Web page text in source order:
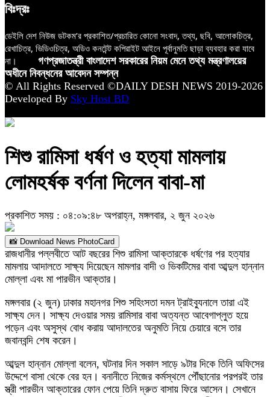
বিঃদ্রঃ
ডেইলি দেশ নিউজ ডটকম’র প্রকাশিত/প্রচারিত কোনো সংবাদ, তথ্য, ছবি, আলোকচিত্র,
রেখাচিত্র, ভিডিওচিত্র, অডিও কনটেন্ট কপিরাইট আইনে পূর্বানুমতি ছাড়া ব্যবহার করা যাবে
না।
গণপ্রজাতন্ত্রী বাংলাদেশ সরকারের নিয়ম মেনে তথ্য মন্ত্রণালয়ের
অধীনে নিবন্ধনের আবেদন সম্পন্ন
© All Rights Reserved ©DAILY DESH NEWS 2019-2026
Developed By Sky Host BD
শিশু রামিসা ধর্ষণ ও হত্যা মামলায়
লোমহর্ষক বর্ণনা দিলেন বাবা-মা
প্রকাশিত সময় : ০৪:০৯:৪৮ অপরাহ্ন, মঙ্গলবার, ২ জুন ২০২৬
📸 Download News PhotoCard
রাজধানীর পল্লবীতে আট বছরের শিশু রামিসা আক্তারকে ধর্ষণের পর হত্যার
মামলায় আদালতে সাক্ষ্য দিয়েছেন মামলার বাদী ও ভিকটিমের বাবা আব্দুল হান্নান
মোল্লা এবং মা পারভীন আক্তার।
মঙ্গলবার (২ জুন) ঢাকার মহানগর শিশু সহিংসতা দমন ট্রাইব্যুনালে তারা এই
সাক্ষ্য দেন। সাক্ষ্য দেওয়ার সময় রামিসার বাবা অত্যন্ত আবেগাপ্লুত হয়ে
পড়েন এবং অসুস্থ বোধ করায় আদালতের অনুমতি নিয়ে চেয়ারে বসে তার
জবানবন্দি শেষ করেন।
আব্দুল হান্নান মোল্লা বলেন, ঘটনার দিন সকাল সাড়ে ৯টার দিকে তিনি অফিসের
উদ্দেশে বাসা থেকে বের হন। বনানীতে নিজের কর্মস্থলে পৌঁছানোর পরপরই তার
স্ত্রী পারভীন আক্তারের ফোন পেয়ে তিনি দ্রুত বাসায় ফিরে আসেন। সেখানে